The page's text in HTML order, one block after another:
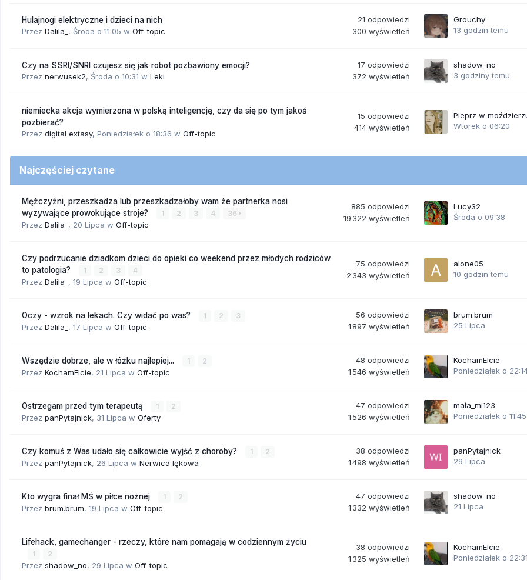
Hulajnogi elektryczne i dzieci na nich
Przez Dalila_ , Środa o 11:05 w Off-topic
21 odpowiedzi
300 wyświetleń
Grouchy
13 godzin temu
Czy na SSRI/SNRI czujesz się jak robot pozbawiony emocji?
Przez nerwusek2, Środa o 10:31 w Leki
17 odpowiedzi
372 wyświetleń
shadow_no
3 godziny temu
niemiecka akcja wymierzona w polską inteligencję, czy da się po tym jakoś
pozbierać?
Przez digital extasy, Poniedziałek o 18:36 w Off-topic
15 odpowiedzi
414 wyświetleń
Pieprz w
Wtorek o 06:20
Najczęściej czytane
Mężczyźni, przeszkadza lub przeszkadzałoby wam że partnerka nosi
wyzywające prowokujące stroje?
1 2 3 4 36
Przez Dalila_ , 20 Lipca w Off-topic
885 odpowiedzi
19 322 wyświetleń
Lucy32
Środa o 09:38
Czy podrzucanie dziadkom dzieci do opieki co weekend przez młodych rodziców
to patologia?
1 2 3 4
Przez Dalila_ , 19 Lipca w Off-topic
75 odpowiedzi
2 343 wyświetleń
alone05
10 godzin temu
Oczy - wzrok na lekach. Czy widać po was? 1 2 3
Przez Dalila_ , 17 Lipca w Off-topic
56 odpowiedzi
1 897 wyświetleń
brum.brum
25 Lipca
Wszędzie dobrze, ale w łóżku najlepiej... 1 2
Przez KochamElcie, 21 Lipca w Off-topic
48 odpowiedzi
1 546 wyświetleń
KochamElcie
Poniedziałek o
Ostrzegam przed tym terapeutą 1 2
Przez panPytajnick, 31 Lipca w Oferty
47 odpowiedzi
1 526 wyświetleń
mała_mi123
Poniedziałek o 11:45
Czy komuś z Was udało się całkowicie wyjść z choroby? 1 2
Przez panPytajnick, 26 Lipca w Nerwica lękowa
38 odpowiedzi
1 498 wyświetleń
panPytajnick
29 Lipca
Kto wygra finał MŚ w piłce nożnej 1 2
Przez brum.brum, 19 Lipca w Off-topic
47 odpowiedzi
1 332 wyświetleń
shadow_no
21 Lipca
Lifehack, gamechanger - rzeczy, które nam pomagają w codziennym życiu
1 2
Przez shadow_no, 29 Lipca w Off-topic
38 odpowiedzi
1 325 wyświetleń
KochamElcie
Poniedziałek o